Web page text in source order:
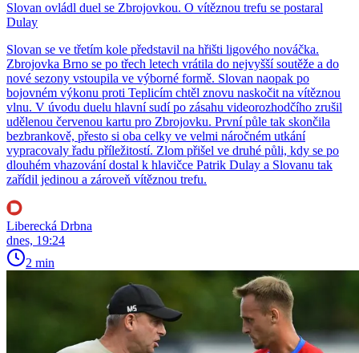
Slovan ovládl duel se Zbrojovkou. O vítěznou trefu se postaral
Dulay
Slovan se ve třetím kole představil na hřišti ligového nováčka.
Zbrojovka Brno se po třech letech vrátila do nejvyšší soutěže a do
nové sezony vstoupila ve výborné formě. Slovan naopak po
bojovném výkonu proti Teplicím chtěl znovu naskočit na vítěznou
vlnu. V úvodu duelu hlavní sudí po zásahu videorozhodčího zrušil
udělenou červenou kartu pro Zbrojovku. První půle tak skončila
bezbrankově, přesto si oba celky ve velmi náročném utkání
vypracovaly řadu příležitostí. Zlom přišel ve druhé půli, kdy se po
dlouhém vhazování dostal k hlavičce Patrik Dulay a Slovanu tak
zařídil jedinou a zároveň vítěznou trefu.
Liberecká Drbna
dnes, 19:24
2 min